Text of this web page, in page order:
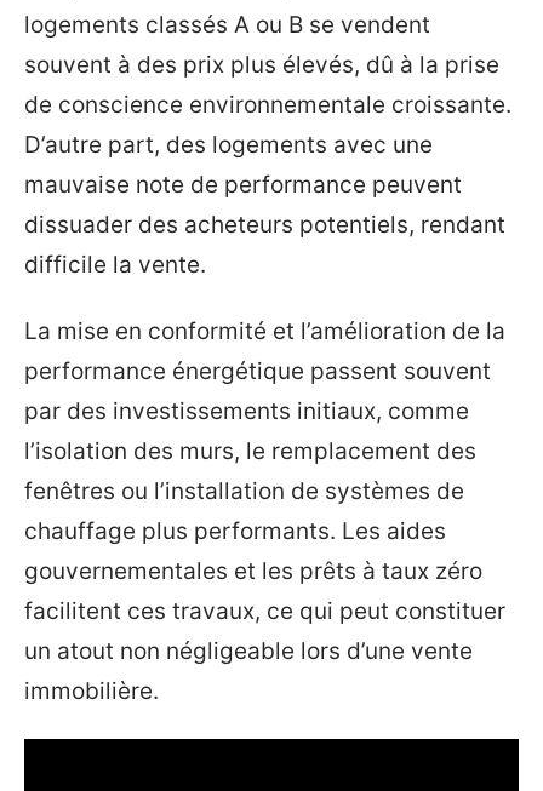
logements classés A ou B se vendent
souvent à des prix plus élevés, dû à la prise
de conscience environnementale croissante.
D’autre part, des logements avec une
mauvaise note de performance peuvent
dissuader des acheteurs potentiels, rendant
difficile la vente.
La mise en conformité et l’amélioration de la
performance énergétique passent souvent
par des investissements initiaux, comme
l’isolation des murs, le remplacement des
fenêtres ou l’installation de systèmes de
chauffage plus performants. Les aides
gouvernementales et les prêts à taux zéro
facilitent ces travaux, ce qui peut constituer
un atout non négligeable lors d’une vente
immobilière.